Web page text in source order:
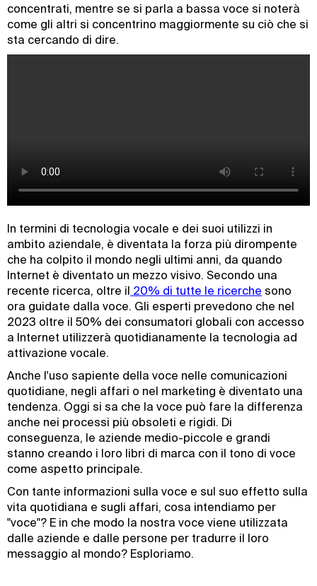
concentrati, mentre se si parla a bassa voce si noterà
come gli altri si concentrino maggiormente su ciò che si
sta cercando di dire.
In termini di tecnologia vocale e dei suoi utilizzi in
ambito aziendale, è diventata la forza più dirompente
che ha colpito il mondo negli ultimi anni, da quando
Internet è diventato un mezzo visivo. Secondo una
recente ricerca, oltre il 20% di tutte le ricerche sono
ora guidate dalla voce. Gli esperti prevedono che nel
2023 oltre il 50% dei consumatori globali con accesso
a Internet utilizzerà quotidianamente la tecnologia ad
attivazione vocale.
Anche l'uso sapiente della voce nelle comunicazioni
quotidiane, negli affari o nel marketing è diventato una
tendenza. Oggi si sa che la voce può fare la differenza
anche nei processi più obsoleti e rigidi. Di
conseguenza, le aziende medio-piccole e grandi
stanno creando i loro libri di marca con il tono di voce
come aspetto principale.
Con tante informazioni sulla voce e sul suo effetto sulla
vita quotidiana e sugli affari, cosa intendiamo per
"voce"? E in che modo la nostra voce viene utilizzata
dalle aziende e dalle persone per tradurre il loro
messaggio al mondo? Esploriamo.